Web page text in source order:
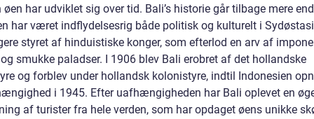
øen har udviklet sig over tid. Bali’s historie går tilbage mere
har været indflydelsesrig både politisk og kulturelt i
styret af hinduistiske konger, som efterlod en arv af
smukke paladser. I 1906 blev Bali erobret af det hollandske
og forblev under hollandsk kolonistyre, indtil Indonesien
i 1945. Efter uafhængigheden har Bali oplevet en
af turister fra hele verden, som har opdaget øens unikke